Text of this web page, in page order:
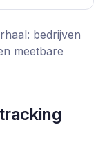
bedrijven
meetbare